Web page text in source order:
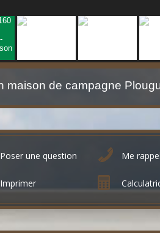
Poser une question Me
Imprimer